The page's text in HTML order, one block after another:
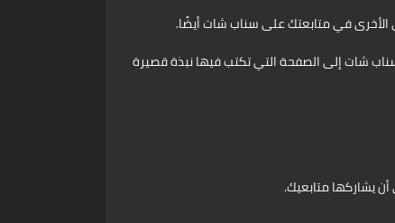
الأخرى في متابعتك على سناب شات أيضًا.
شات إلى الصفحة التي تكتب فيها نبذة قصيرة
يشاركها متابعيك.